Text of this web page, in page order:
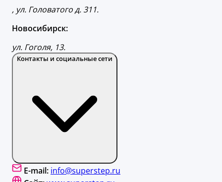
, ул. Головатого д. 311.
Новосибирск:
ул. Гоголя, 13.
Контакты и социальные сети
E-mail: info@superstep.ru